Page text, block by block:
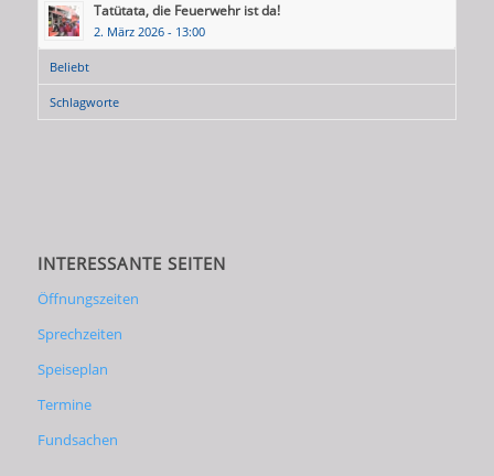
Tatütata, die Feuerwehr ist da!
2. März 2026 - 13:00
Beliebt
Schlagworte
INTERESSANTE SEITEN
Öffnungszeiten
Sprechzeiten
Speiseplan
Termine
Fundsachen